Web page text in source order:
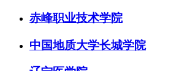
赤峰职业技术学院
中国地质大学长城学院